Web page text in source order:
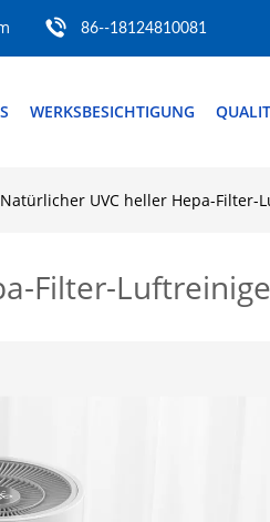
86--18124810081
WERKSBESICHTIGUNG
Natürlicher UVC heller Hepa-
Filter-